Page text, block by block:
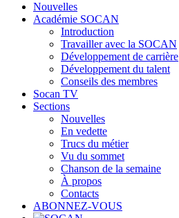
Nouvelles
Académie SOCAN
Introduction
Travailler avec la SOCAN
Développement de carrière
Développement du talent
Conseils des membres
Socan TV
Sections
Nouvelles
En vedette
Trucs du métier
Vu du sommet
Chanson de la semaine
À propos
Contacts
ABONNEZ-VOUS